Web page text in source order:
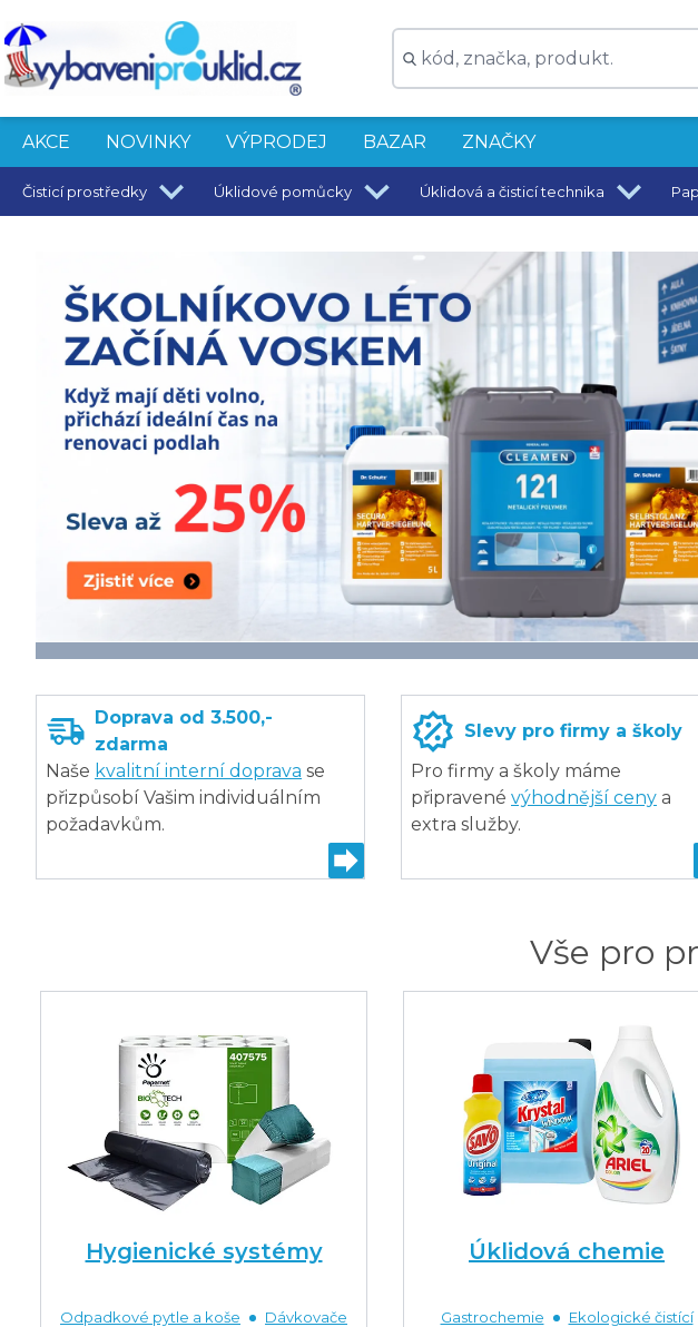
AKCE NOVINKY VÝPRODEJ BAZAR ZNAČKY
Čisticí prostředky Úklidové pomůcky Úklidová a čisticí technika
Vše pro
Hygienické systémy
Odpadkové pytle a koše
Dávkovače
Úklidová chemie
Gastrochemie
Ekologické čistící
Doprava od 3.500,-
zdarma
Naše kvalitní interní doprava se
přizpůsobí Vašim individuálním
požadavkům.
Slevy pro firmy a školy
Pro firmy a školy máme
připravené výhodnější ceny a
extra služby.